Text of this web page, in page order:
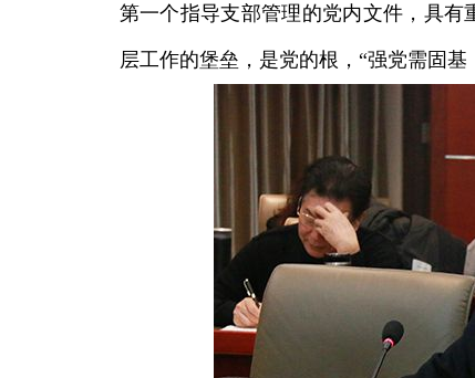
第一个指导支部管理的党内文件，具
层工作的堡垒，是党的根，“强党需固基